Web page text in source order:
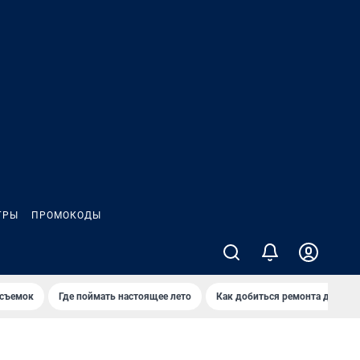
ПРОМОКОДЫ
Где поймать настоящее лето Как добиться ремонта двора